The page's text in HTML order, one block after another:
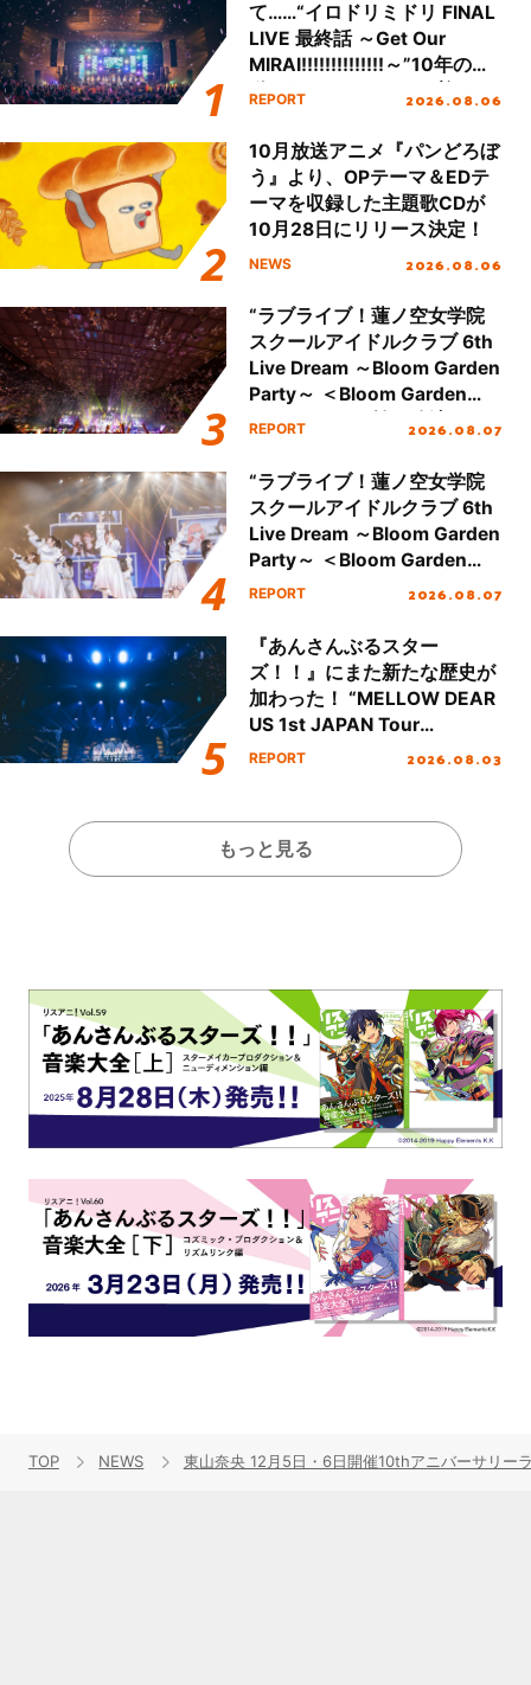
て……“イロドリミドリ FINAL
LIVE 最終話 ～Get Our
MIRAI!!!!!!!!!!!!!!～”10年の活
動を経てファイナルを迎える
REPORT 2026.08.06
10月放送アニメ『パンどろぼ
う』より、OPテーマ＆EDテ
ーマを収録した主題歌CDが
10月28日にリリース決定！
NEWS 2026.08.06
“ラブライブ！蓮ノ空女学院
スクールアイドルクラブ 6th
Live Dream ～Bloom Garden
Party～ ＜Bloom Garden
Party Stage／埼玉公演＞”
REPORT 2026.08.07
“ラブライブ！蓮ノ空女学院
スクールアイドルクラブ 6th
Live Dream ～Bloom Garden
Party～ ＜Bloom Garden
Party Stage／埼玉公演＞”
REPORT 2026.08.07
『あんさんぶるスター
ズ！！』にまた新たな歴史が
加わった！ “MELLOW DEAR
US 1st JAPAN Tour
Final「NICE to meet YOU
REPORT 2026.08.03
もっと見る
TOP NEWS 東山奈央 12月5日・6日開催10thアニバーサリー